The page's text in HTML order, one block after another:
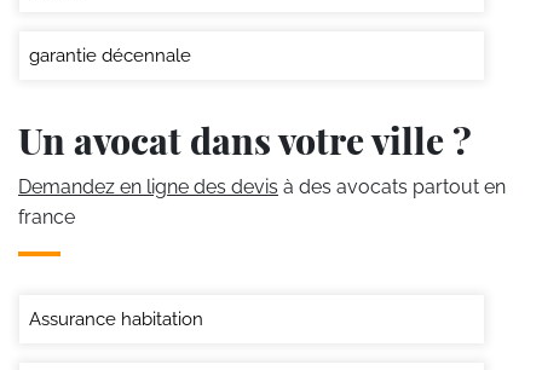
garantie décennale
Un avocat dans votre ville ?
Demandez en ligne des devis à des avocats partout en
france
Assurance habitation